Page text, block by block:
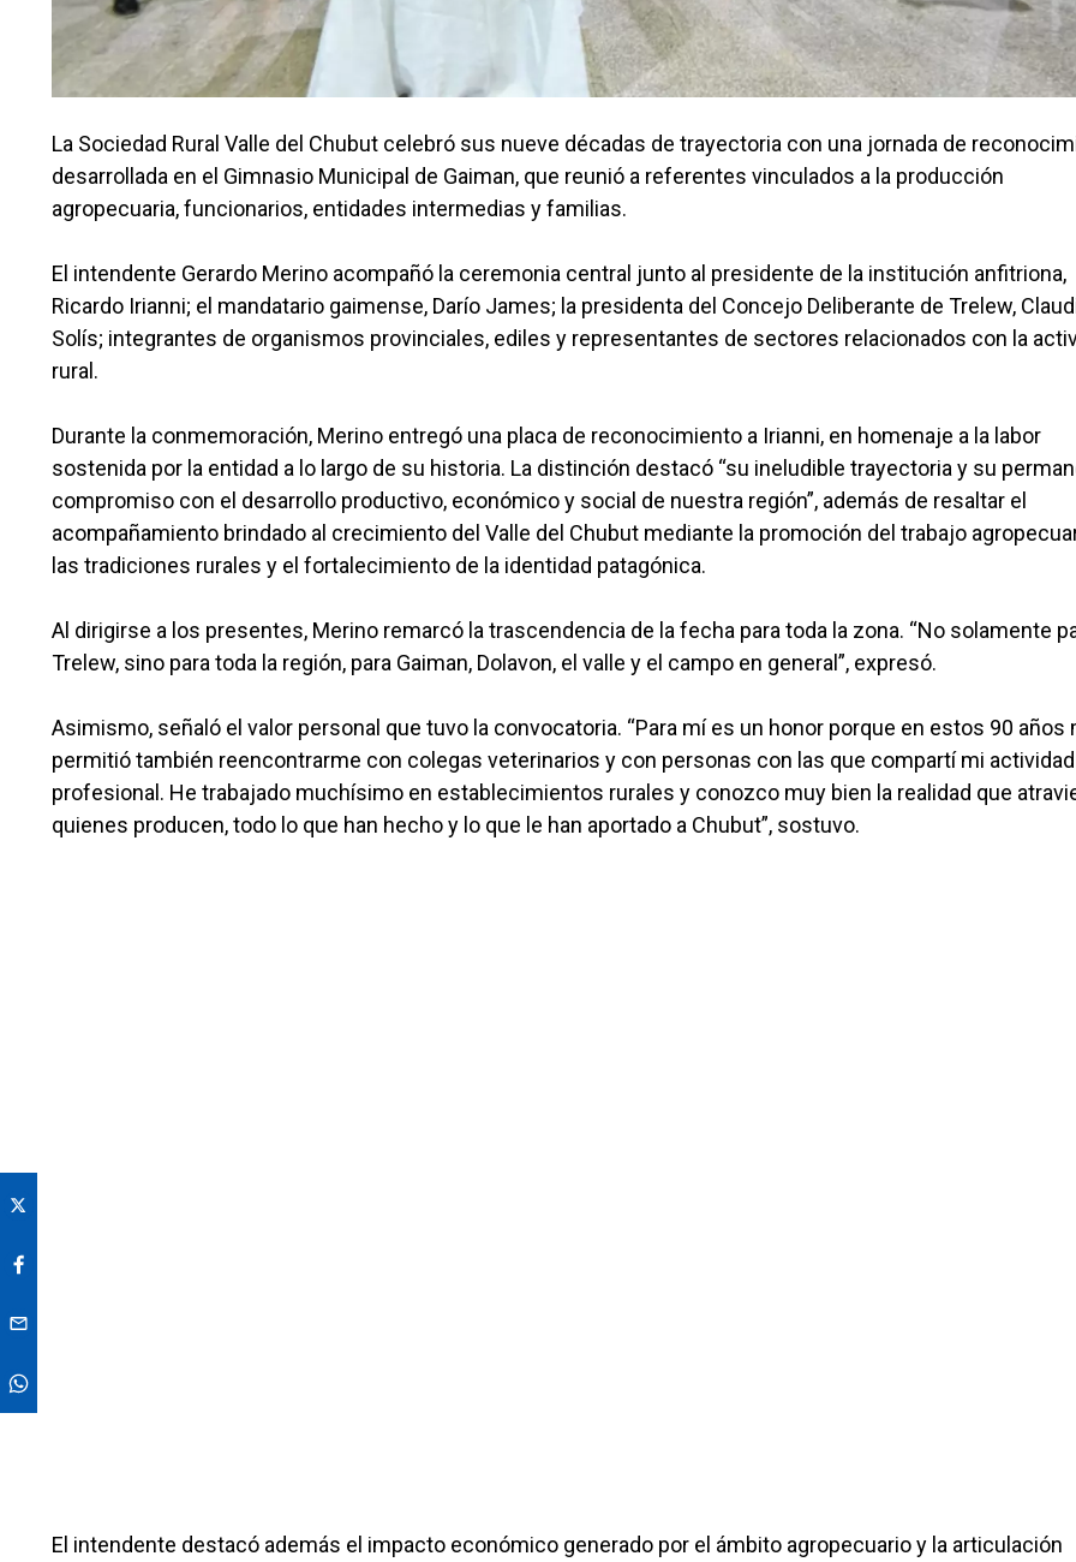
La Sociedad Rural Valle del Chubut celebró sus nueve décadas de trayectoria con una jornada de
desarrollada en el Gimnasio Municipal de Gaiman, que reunió a referentes vinculados a la producción
agropecuaria, funcionarios, entidades intermedias y familias.
El intendente Gerardo Merino acompañó la ceremonia central junto al presidente de la institución anfitriona,
Ricardo Irianni; el mandatario gaimense, Darío James; la presidenta del Concejo Deliberante de Trelew,
Solís; integrantes de organismos provinciales, ediles y representantes de sectores relacionados con la
rural.
Durante la conmemoración, Merino entregó una placa de reconocimiento a Irianni, en homenaje a la labor
sostenida por la entidad a lo largo de su historia. La distinción destacó “su ineludible trayectoria y su
compromiso con el desarrollo productivo, económico y social de nuestra región”, además de resaltar el
acompañamiento brindado al crecimiento del Valle del Chubut mediante la promoción del trabajo
las tradiciones rurales y el fortalecimiento de la identidad patagónica.
Al dirigirse a los presentes, Merino remarcó la trascendencia de la fecha para toda la zona. “No solamente
Trelew, sino para toda la región, para Gaiman, Dolavon, el valle y el campo en general”, expresó.
Asimismo, señaló el valor personal que tuvo la convocatoria. “Para mí es un honor porque en estos 90 años
permitió también reencontrarme con colegas veterinarios y con personas con las que compartí mi actividad
profesional. He trabajado muchísimo en establecimientos rurales y conozco muy bien la realidad que
quienes producen, todo lo que han hecho y lo que le han aportado a Chubut”, sostuvo.
El intendente destacó además el impacto económico generado por el ámbito agropecuario y la articulación